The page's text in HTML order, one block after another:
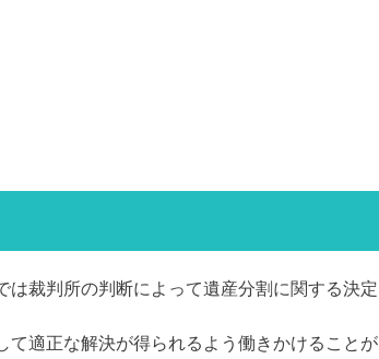
裁判所の判断によって遺産分割に関する決定
て適正な解決が得られるよう働きかけることが